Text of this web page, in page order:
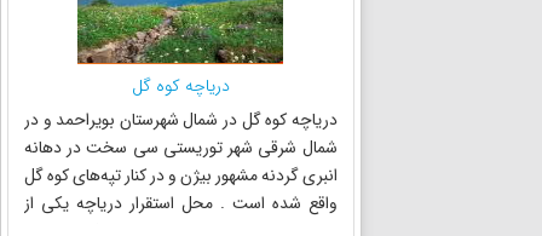
دریاچه کوه گل
دریاچه کوه گل در شمال شهرستان بویراحمد و در
شمال شرقی شهر توریستی سی سخت در دهانه
انبری گردنه مشهور بیژن و در کنار تپه‌های کوه گل
واقع شده است . محل استقرار دریاچه یکی از